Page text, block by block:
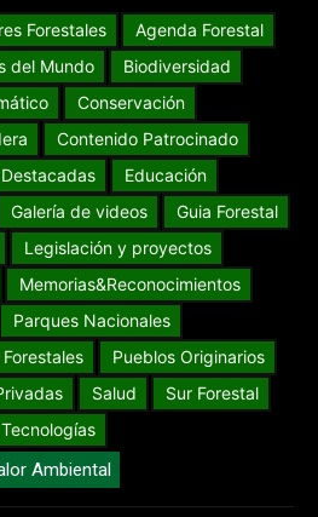
Forestales
Agenda Forestal
del Mundo
Biodiversidad
Conservación
Contenido Patrocinado
Destacadas
Educación
Galería de videos
Guia Forestal
Legislación y proyectos
Memorias&Reconocimientos
Parques Nacionales
Pueblos Originarios
Salud
Sur Forestal
Tecnologías
Ambiental